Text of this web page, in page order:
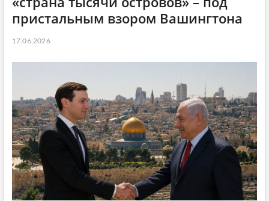
пристальным взором Вашингтона
17.06.2026